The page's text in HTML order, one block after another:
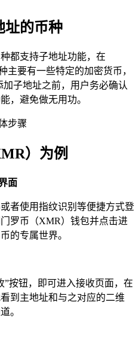
址的币种
都支持子地址功能，在
主要有一些特定的加密货币，
子地址之前，用户务必确认
，避免做无用功。
步骤
）为例
面
者使用指纹识别等便捷方式登
罗币（XMR）钱包并点击进
的专属世界。
按钮，即可进入接收页面，在
到主地址和与之对应的二维
。